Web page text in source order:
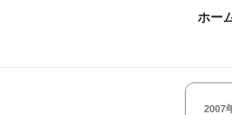
ホー
投
2007